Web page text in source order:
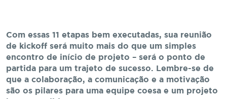
Com essas 11 etapas bem executadas, sua reunião
de kickoff será muito mais do que um simples
encontro de início de projeto – será o ponto de
partida para um trajeto de sucesso. Lembre-se de
que a colaboração, a comunicação e a motivação
são os pilares para uma equipe coesa e um projeto